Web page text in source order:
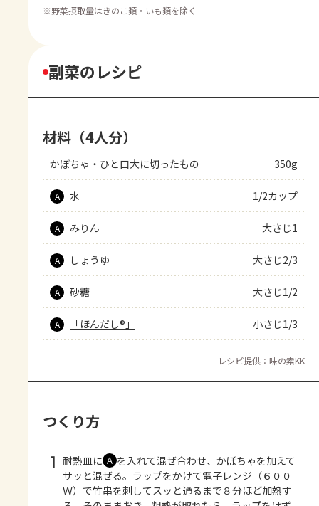
※野菜摂取量はきのこ類・いも類を除く
副菜のレシピ
材料（4人分）
かぼちゃ・ひと口大に切ったもの 350g
A 水 1/2カップ
A みりん 大さじ1
A しょうゆ 大さじ2/3
A 砂糖 大さじ1/2
A 「ほんだし®」 小さじ1/3
レシピ提供：味の素KK
つくり方
1 耐熱皿に Ａ を入れて混ぜ合わせ、かぼちゃを加えて
サッと混ぜる。ラップをかけて電子レンジ（６００
Ｗ）で竹串を刺してスッと通るまで８分ほど加熱す